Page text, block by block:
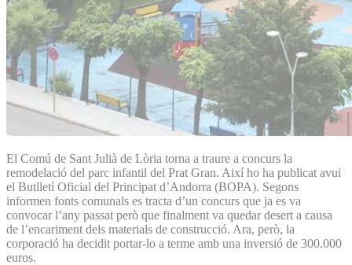
El Comú de Sant Julià de Lòria torna a traure a concurs la
remodelació del parc infantil del Prat Gran. Així ho ha publicat avui
el Butlletí Oficial del Principat d’Andorra (BOPA). Segons
informen fonts comunals es tracta d’un concurs que ja es va
convocar l’any passat però que finalment va quedar desert a causa
de l’encariment dels materials de construcció. Ara, però, la
corporació ha decidit portar-lo a terme amb una inversió de 300.000
euros.